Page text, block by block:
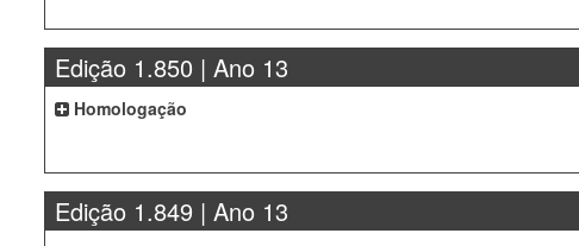
Edição 1.850 | Ano 13
Homologação
Edição 1.849 | Ano 13